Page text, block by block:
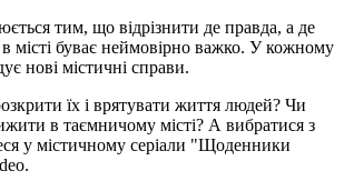
тим, що відрізнити де правда, а де
місті буває неймовірно важко. У кожному
нові містичні справи.
їх і врятувати життя людей? Чи
в таємничому місті? А вибратися з
у містичному серіали "Щоденники